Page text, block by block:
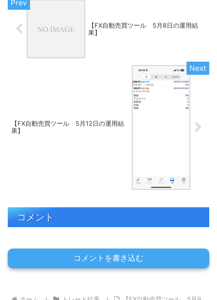
【FX自動売買ツール 5月8日の運用結
果】
【FX自動売買ツール 5月12日の運用結
果】
コメント
コメントを書き込む